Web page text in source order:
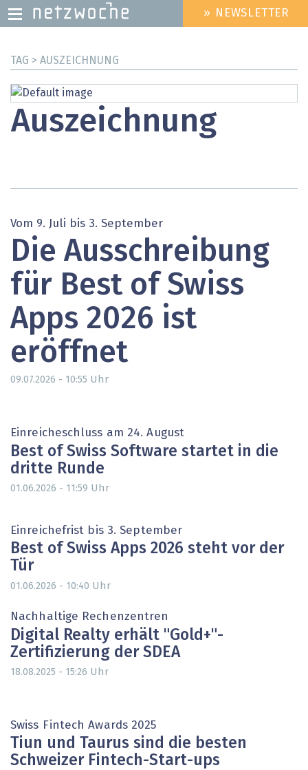
zum
HEADER
MENU
» NEWSLETTER
TAG > AUSZEICHNUNG
Auszeichnung
Vom 9. Juli bis 3. September
Die Ausschreibung
für Best of Swiss
Apps 2026 ist
eröffnet
09.07.2026 - 10:55 Uhr
Einreicheschluss am 24. August
Best of Swiss Software startet in die
dritte Runde
01.06.2026 - 11:59 Uhr
Einreichefrist bis 3. September
Best of Swiss Apps 2026 steht vor der
Tür
01.06.2026 - 10:40 Uhr
Nachhaltige Rechenzentren
Digital Realty erhält "Gold+"-
Zertifizierung der SDEA
18.08.2025 - 15:26 Uhr
Swiss Fintech Awards 2025
Tiun und Taurus sind die besten
Schweizer Fintech-Start-ups